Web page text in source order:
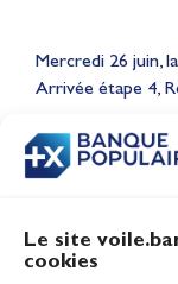
Le site
cookies
Mercredi 26 juin,
Arrivée étape 4,
Beach,
Jeux